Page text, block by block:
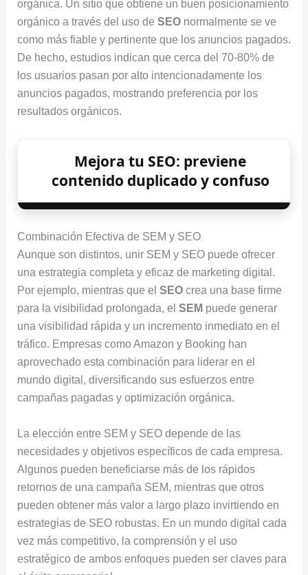
orgánica. Un sitio que obtiene un buen posicionamiento
orgánico a través del uso de SEOnormalmente se ve
como más fiable y pertinente que los anuncios pagados.
De hecho, estudios indican que cerca del 70-80% de
los usuarios pasan por alto intencionadamente los
anuncios pagados, mostrando preferencia por los
resultados orgánicos.
Mejora tu SEO: previene
contenido duplicado y confuso
Combinación Efectiva de SEM y SEO
Aunque son distintos, unir SEM y SEO puede ofrecer
una estrategia completa y eficaz de marketing digital.
Por ejemplo, mientras que el SEOcrea una base firme
para la visibilidad prolongada, el SEM puede generar
una visibilidad rápida y un incremento inmediato en el
tráfico. Empresas como Amazon y Booking han
aprovechado esta combinación para liderar en el
mundo digital, diversificando sus esfuerzos entre
campañas pagadas y optimización orgánica.
La elección entre SEM y SEO depende de las
necesidades y objetivos específicos de cada empresa.
Algunos pueden beneficiarse más de los rápidos
retornos de una campaña SEM, mientras que otros
pueden obtener más valor a largo plazo invirtiendo en
estrategias de SEO robustas. En un mundo digital cada
vez más competitivo, la comprensión y el uso
estratégico de ambos enfoques pueden ser claves para